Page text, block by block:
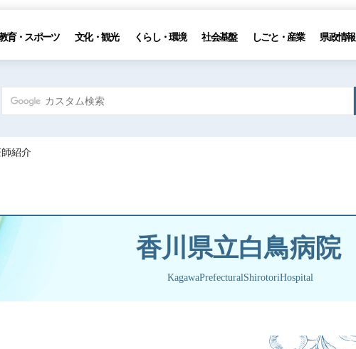
育・スポーツ 文化・観光 くらし・環境 社会基盤 しごと・産業 県政情報
紹介
香川県立白鳥病院
KagawaPrefecturalShirotoriHospital